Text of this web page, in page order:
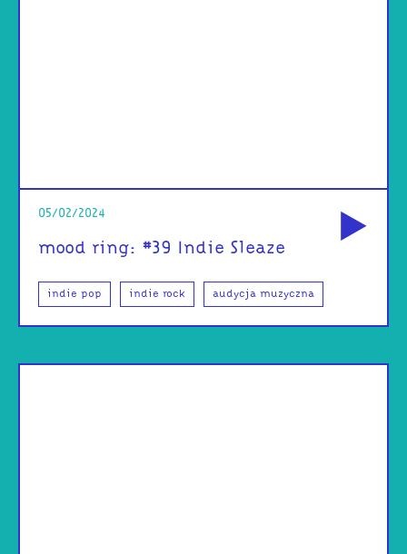
05/02/2024
mood ring: #39 Indie Sleaze
indie pop indie rock audycja muzyczna